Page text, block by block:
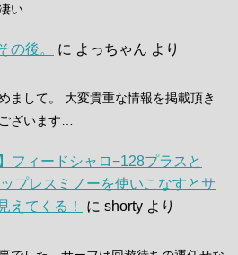
い
の後。 に よっちゃん より
まして。 大変貴重な情報を掲載頂き
ざいます…
フィードシャロ−128プラスと
プレスミノーを使いこなすとサ
えてくる！
に shorty より